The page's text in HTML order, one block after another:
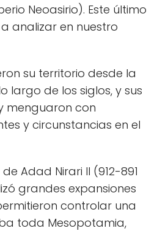
Neoasirio). Este último
analizar en nuestro
su territorio desde la
largo de los siglos, y sus
menguaron con
y circunstancias en el
Adad Nirari II (912-891
grandes expansiones
controlar una
toda Mesopotamia,